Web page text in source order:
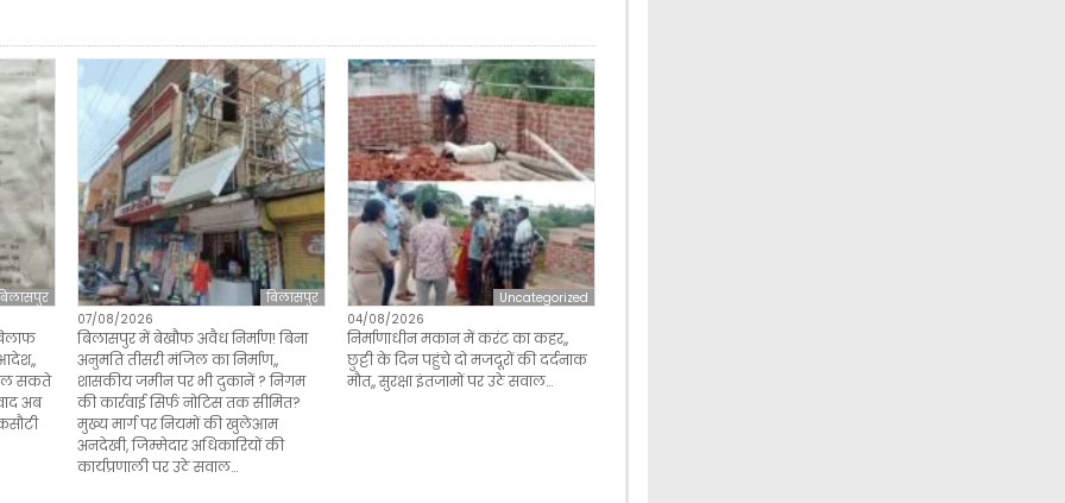
सकते
अब
बिलासपुर
07/08/2026
बिलासपुर में बेखौफ अवैध निर्माण! बिना
अनुमति तीसरी मंजिल का निर्माण,,
शासकीय जमीन पर भी दुकानें ? निगम
की कार्रवाई सिर्फ नोटिस तक सीमित?
मुख्य मार्ग पर नियमों की खुलेआम
अनदेखी, जिम्मेदार अधिकारियों की
कार्यप्रणाली पर उठे सवाल…
Uncategorized
04/08/2026
निर्माणाधीन मकान में करंट का कहर,,
छुट्टी के दिन पहुंचे दो मजदूरों की दर्दनाक
मौत,, सुरक्षा इंतजामों पर उठे सवाल…